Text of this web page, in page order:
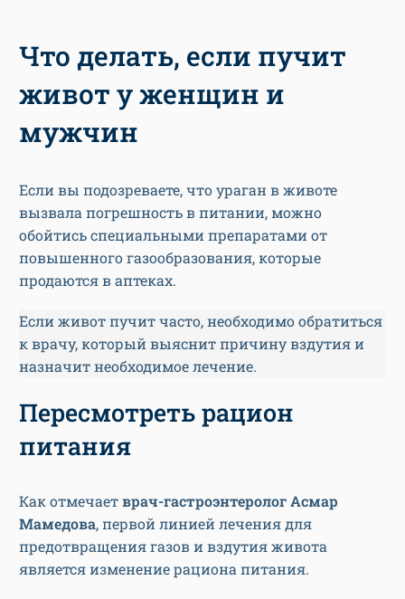
Что делать, если пучит
живот у женщин и
мужчин
Если вы подозреваете, что ураган в животе
вызвала погрешность в питании, можно
обойтись специальными препаратами от
повышенного газообразования, которые
продаются в аптеках.
Если живот пучит часто, необходимо обратиться
к врачу, который выяснит причину вздутия и
назначит необходимое лечение.
Пересмотреть рацион
питания
Как отмечаетврач-гастроэнтеролог Асмар
Мамедова, первой линией лечения для
предотвращения газов и вздутия живота
является изменение рациона питания.